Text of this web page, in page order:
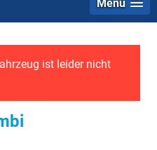
Menü
ist leider nicht